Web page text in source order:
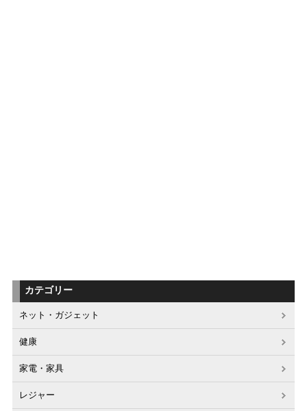
カテゴリー
ネット・ガジェット
健康
家電・家具
レジャー